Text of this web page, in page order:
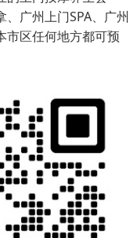
广州上门SPA、广州
市区任何地方都可预